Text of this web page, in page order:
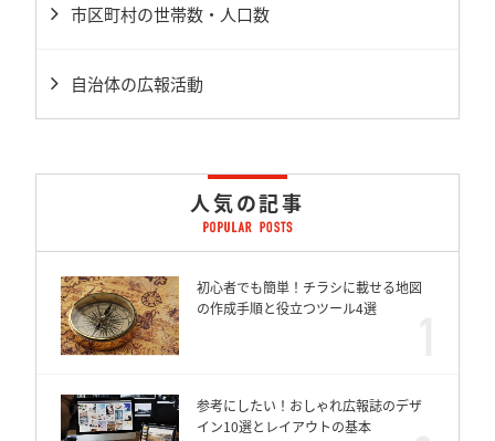
市区町村の世帯数・人口数
自治体の広報活動
人気の記事
初心者でも簡単！チラシに載せる地図
の作成手順と役立つツール4選
参考にしたい！おしゃれ広報誌のデザ
イン10選とレイアウトの基本